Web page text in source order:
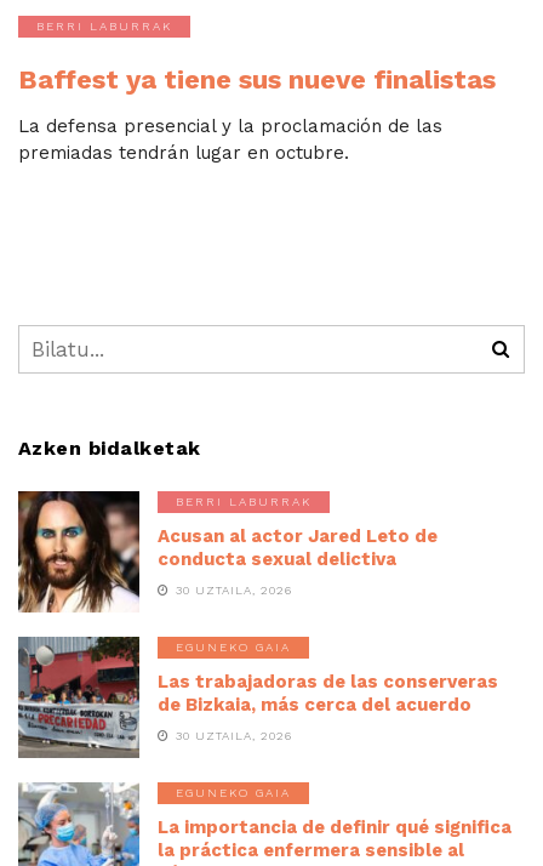
BERRI LABURRAK
Baffest ya tiene sus nueve finalistas
La defensa presencial y la proclamación de las
premiadas tendrán lugar en octubre.
Azken bidalketak
BERRI LABURRAK
Acusan al actor Jared Leto de
conducta sexual delictiva
30 UZTAILA, 2026
EGUNEKO GAIA
Las trabajadoras de las conserveras
de Bizkaia, más cerca del acuerdo
30 UZTAILA, 2026
EGUNEKO GAIA
La importancia de definir qué significa
la práctica enfermera sensible al